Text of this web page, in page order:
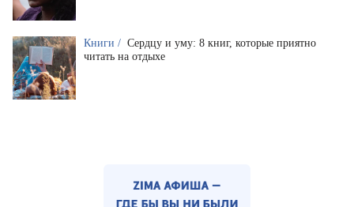
Книги / Сердцу и уму: 8 книг, которые приятно
читать на отдыхе